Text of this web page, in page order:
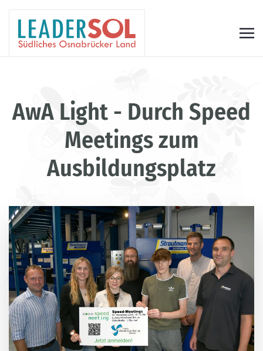
AwA Light - Durch Speed
Meetings zum
Ausbildungsplatz